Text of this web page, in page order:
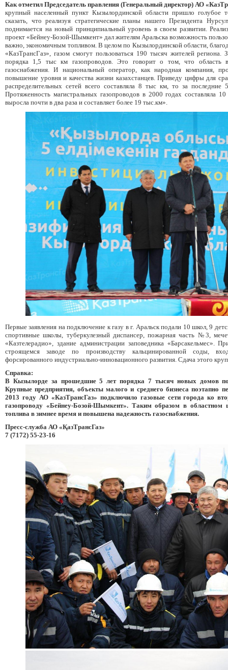
Как отметил Председатель правления (Генеральный директор) АО
крупный населенный пункт Кызылординской области пришло голубое
сказать, что реализуя стратегические планы нашего Президента
поднимается на новый принципиальный уровень в своем развитии.
проект «Бейнеу-Бозой-Шымкент» дал жителям Аральска возможность
важно, экономичным топливом. В целом по Кызылординской области,
«КазТрансГаз», газом смогут пользоваться 190 тысяч жителей
порядка 1,5 тыс км газопроводов. Это говорит о том, что область
газоснабжения. И национальный оператор, как народная компания,
повышение уровня и качества жизни казахстанцев. Приведу цифры для
распределительных сетей всего составляла 8 тыс км, то за
Протяженность магистральных газопроводов в 2000 годах составляла
выросла почти в два раза и составляет более 19 тыс.км».
Первые заявления на подключение к газу в г. Аральск подали 10 школ, 9
спортивные школы, туберкулезный диспансер, пожарная часть №3,
«Казтелерадио», здание администрации заповедника «Барсакельмес».
строящемся заводе по производству кальцинированной соды,
форсированного индустриально-инновационного развития. Сдача этого
Справка:
В Кызылорде за прошедшие 5 лет порядка 7 тысяч новых домов
Крупные предприятия, объекты малого и среднего бизнеса поэтапно
2013 году АО «КазТрансГаз» подключило газовые сети города ко
газопроводу «Бейнеу-Бозой-Шымкент». Таким образом в областном
топлива в зимнее время и повышена надежность газоснабжения.
Пресс-служба АО «ҚазТрансГаз»
7 (7172) 55-23-16